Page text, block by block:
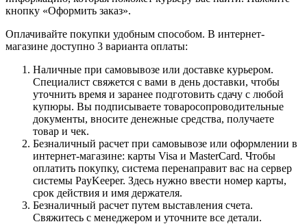
кнопку «Оформить заказ».
Оплачивайте покупки удобным способом. В интернет-
магазине доступно 3 варианта оплаты:
Наличные при самовывозе или доставке курьером.
Специалист свяжется с вами в день доставки, чтобы
уточнить время и заранее подготовить сдачу с любой
купюры. Вы подписываете товаросопроводительные
документы, вносите денежные средства, получаете
товар и чек.
Безналичный расчет при самовывозе или оформлении в
интернет-магазине: карты Visa и MasterCard. Чтобы
оплатить покупку, система перенаправит вас на сервер
системы PayKeeper. Здесь нужно ввести номер карты,
срок действия и имя держателя.
Безналичный расчет путем выставления счета.
Свяжитесь с менеджером и уточните все детали.